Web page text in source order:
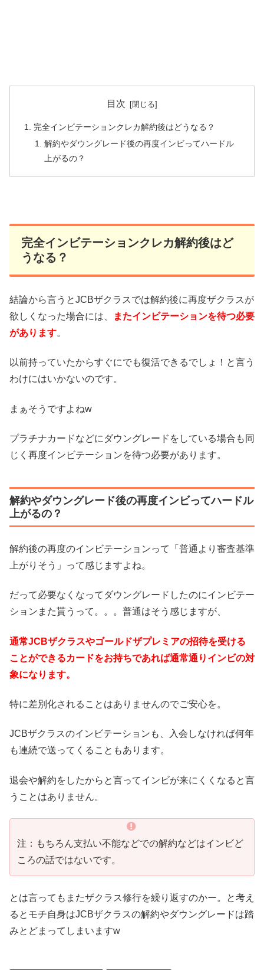
目次
完全インビテーションクレカ解約後はどうなる？
解約やダウングレード後の再度インビってハードル
上がるの？
完全インビテーションクレカ解約後はど
うなる？
結論から言うとJCBザクラスでは解約後に再度ザクラスが
欲しくなった場合には、
またインビテーションを待つ必要
があります。
以前持っていたからすぐにでも復活できるでしょ！と言う
わけにはいかないのです。
まぁそうですよねw
プラチナカードなどにダウングレードをしている場合も同
じく再度インビテーションを待つ必要があります。
解約やダウングレード後の再度インビってハードル
上がるの？
解約後の再度のインビテーションって「普通より審査基準
上がりそう」って感じますよね。
だって必要なくなってダウングレードしたのにインビテー
ションまた貰うって。。。普通はそう感じますが、
通常JCBザクラスやゴールドザプレミアの招待を受ける
ことができるカードをお持ちであれば通常通りインビの対
象になります。
特に差別化されることはありませんのでご安心を。
JCBザクラスのインビテーションも、入会しなければ何年
も連続で送ってくることもあります。
退会や解約をしたからと言ってインビが来にくくなると言
うことはありません。
注：もちろん支払い不能などでの解約などはインビど
ころの話ではないです。
とは言ってもまたザクラス修行を繰り返すのかー。と考え
るとモチ自身はJCBザクラスの解約やダウングレードは踏
みとどまってしまいますw